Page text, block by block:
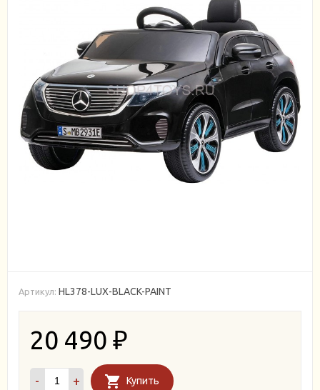
Артикул: HL378-LUX-BLACK-PAINT
20 490 ₽
- + Купить